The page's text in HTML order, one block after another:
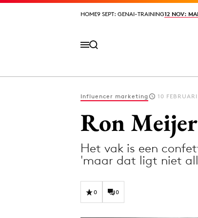
HOME9 SEPT: GENAI-TRAINING12 NOV:
HOME9 SEPT: GENAI-TRAINING12 NOV:
Influencer marketing 10
Ron
Het vak is een
'maar dat ligt niet
0 0